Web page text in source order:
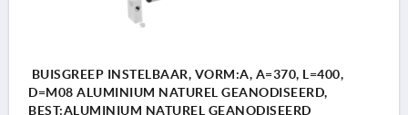
BUISGREEP INSTELBAAR, VORM:A, A=370, L=400,
D=M08 ALUMINIUM NATUREL GEANODISEERD,
BEST:ALUMINIUM NATUREL GEANODISEERD